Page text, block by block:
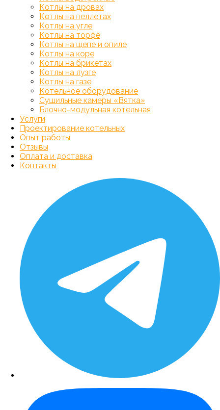
Котлы на дровах
Котлы на пеллетах
Котлы на угле
Котлы на торфе
Котлы на щепе и опиле
Котлы на коре
Котлы на брикетах
Котлы на лузге
Котлы на газе
Котельное оборудование
Сушильные камеры «Вятка»
Блочно-модульная котельная
Услуги
Проектирование котельных
Опыт работы
Отзывы
Оплата и доставка
Контакты